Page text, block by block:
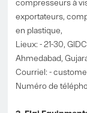
compresseurs à
exportateurs,
en plastique,
Lieux: - 21-30,
Ahmedabad,
Courriel: -
Numéro de